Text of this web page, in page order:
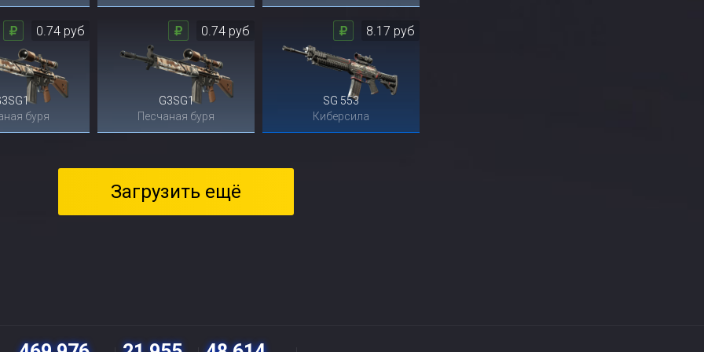
буря
0.74 руб
G3SG1
Песчаная буря
0.74 руб
SG 553
Киберсила
8.17 руб
Загрузить ещё